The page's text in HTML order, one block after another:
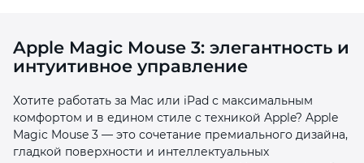
Apple Magic Mouse 3: элегантность и
интуитивное управление
Хотите работать за Mac или iPad с максимальным
комфортом и в едином стиле с техникой Apple? Apple
Magic Mouse 3 — это сочетание премиального дизайна,
гладкой поверхности и интеллектуальных
раз в 2 недели